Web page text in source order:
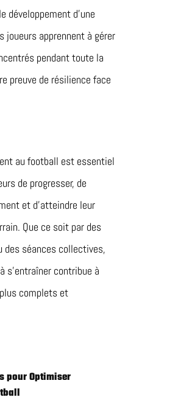
développement d’une
joueurs apprennent à gérer
pendant toute la
preuve de résilience face
au football est essentiel
de progresser, de
et d’atteindre leur
Que ce soit par des
des séances collectives,
s’entraîner contribue à
complets et
pour Optimiser